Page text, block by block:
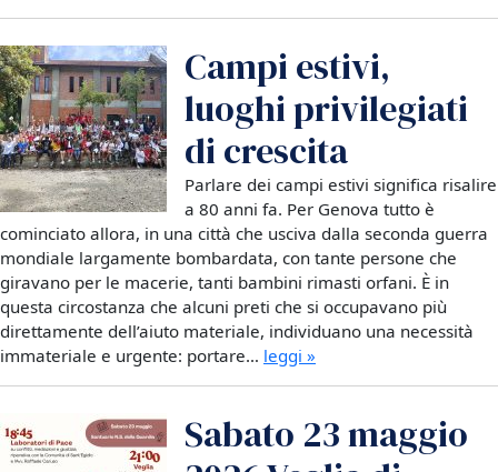
Campi estivi,
luoghi privilegiati
di crescita
Parlare dei campi estivi significa risalire
a 80 anni fa. Per Genova tutto è
cominciato allora, in una città che usciva dalla seconda guerra
mondiale largamente bombardata, con tante persone che
giravano per le macerie, tanti bambini rimasti orfani. È in
questa circostanza che alcuni preti che si occupavano più
direttamente dell’aiuto materiale, individuano una necessità
immateriale e urgente: portare… leggi »
Sabato 23 maggio